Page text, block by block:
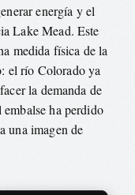
energía y el
Lake Mead. Este
medida física de la
el río Colorado ya
la demanda de
ha perdido
una imagen de